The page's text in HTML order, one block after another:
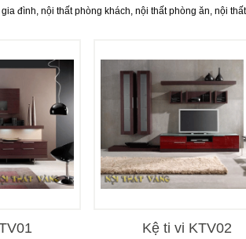
đình, nội thất phòng khách, nội thất phòng ăn, nội
Kệ ti vi KTV02